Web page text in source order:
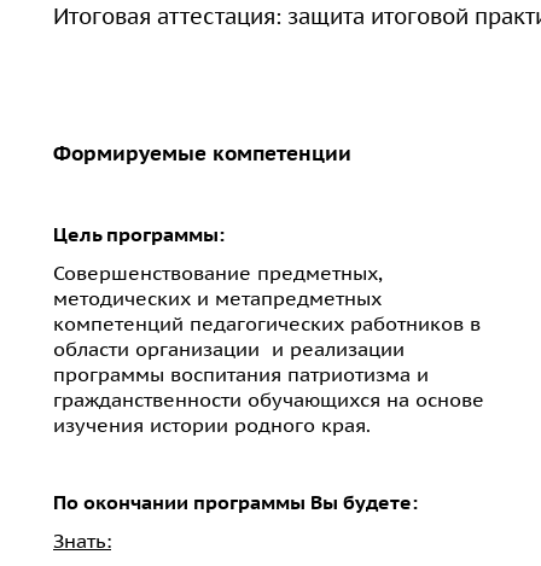
Итоговая аттестация: защита итоговой
Формируемые компетенции
Цель программы:
Совершенствование предметных,
методических и метапредметных
компетенций педагогических работников в
области организации и реализации
программы воспитания патриотизма и
гражданственности обучающихся на основе
изучения истории родного края.
По окончании программы Вы будете:
Знать: